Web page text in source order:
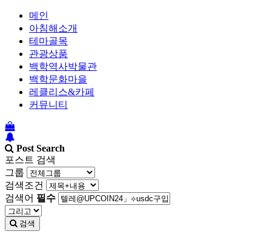
메인
아침해소개
테마골목
관광상품
백학역사박물관
백학문화마을
레클리스&카페
커뮤니티
Post Search
포스트 검색
그룹
검색조건
검색어 필수
검색